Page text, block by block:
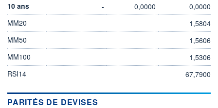
10 ans
- 0,0000
0,0000
MM20
1,5804
MM50
1,5606
MM100
1,5306
RSI14
67,7900
PARITÉS DE DEVISES